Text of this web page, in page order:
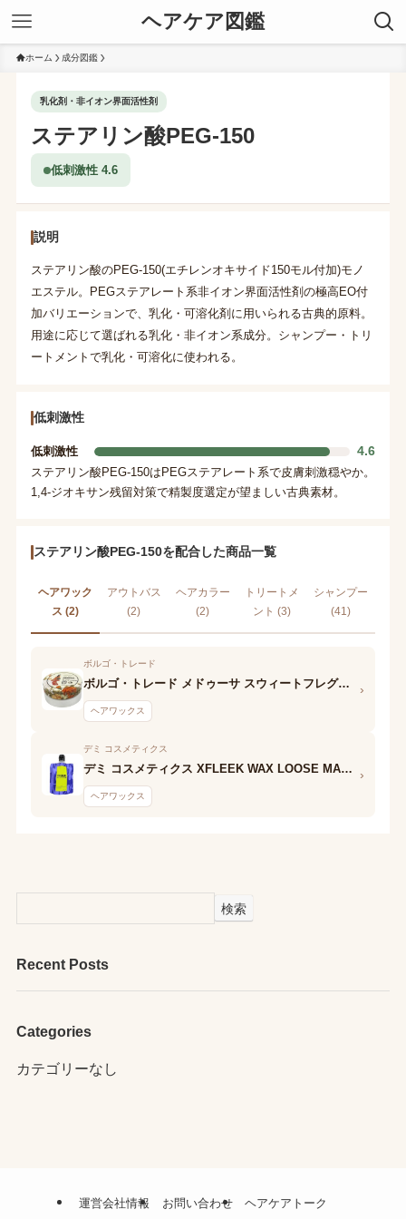
ヘアケア図鑑
ホーム 成分図鑑
乳化剤・非イオン界面活性剤
ステアリン酸PEG-150
低刺激性 4.6
説明
ステアリン酸のPEG-150(エチレンオキサイド150モル付加)モノ
エステル。PEGステアレート系非イオン界面活性剤の極高EO付
加バリエーションで、乳化・可溶化剤に用いられる古典的原料。
用途に応じて選ばれる乳化・非イオン系成分。シャンプー・トリ
ートメントで乳化・可溶化に使われる。
低刺激性
低刺激性 4.6
ステアリン酸PEG-150はPEGステアレート系で皮膚刺激穏やか。
1,4-ジオキサン残留対策で精製度選定が望ましい古典素材。
ステアリン酸PEG-150を配合した商品一覧
ヘアワック
ス (2)
アウトバス
(2)
ヘアカラー
(2)
トリートメ
ント (3)
シャンプー
(41)
ボルゴ・トレード
ボルゴ・トレード メドゥーサ スウィートフレグランス ヘアワックス マットロック
ヘアワックス
›
デミ コスメティクス
デミ コスメティクス XFLEEK WAX LOOSE MAKER
ヘアワックス
›
検索
Recent Posts
Categories
カテゴリーなし
運営会社情報 お問い合わせ ヘアケアトーク